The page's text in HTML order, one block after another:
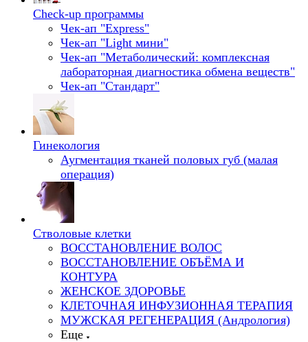
Check-up программы
Чек-ап "Express"
Чек-ап "Light мини"
Чек-ап "Метаболический: комплексная
лабораторная диагностика обмена веществ"
Чек-ап "Стандарт"
Гинекология
Аугментация тканей половых губ (малая
операция)
Стволовые клетки
ВОССТАНОВЛЕНИЕ ВОЛОС
ВОССТАНОВЛЕНИЕ ОБЪЁМА И
КОНТУРА
ЖЕНСКОЕ ЗДОРОВЬЕ
КЛЕТОЧНАЯ ИНФУЗИОННАЯ ТЕРАПИЯ
МУЖСКАЯ РЕГЕНЕРАЦИЯ (Андрология)
Еще